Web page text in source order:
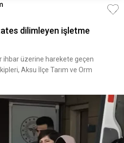
dilimleyen işletme
ihbar üzerine harekete geçen
Aksu İlçe Tarım ve Orm